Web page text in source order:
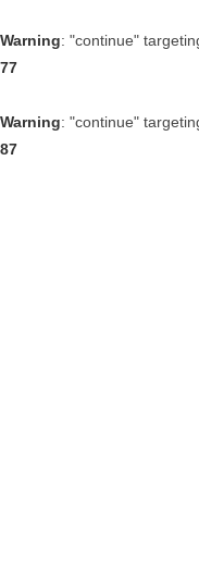
Warning: "continue"
77
Warning: "continue"
87